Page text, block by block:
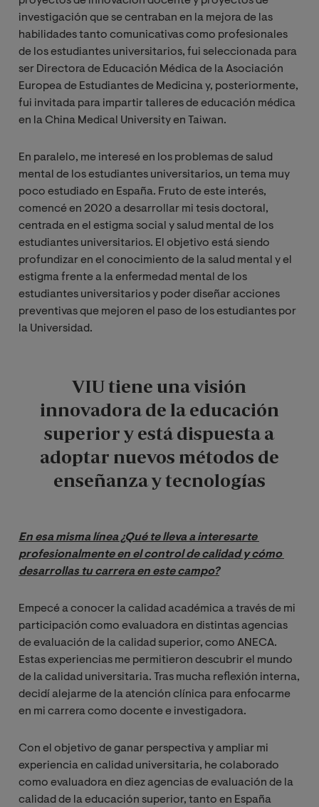
investigación que se centraban en la mejora de las
habilidades tanto comunicativas como profesionales
de los estudiantes universitarios, fui seleccionada para
ser Directora de Educación Médica de la Asociación
Europea de Estudiantes de Medicina y, posteriormente,
fui invitada para impartir talleres de educación médica
en la China Medical University en Taiwan.
En paralelo, me interesé en los problemas de salud
mental de los estudiantes universitarios, un tema muy
poco estudiado en España. Fruto de este interés,
comencé en 2020 a desarrollar mi tesis doctoral,
centrada en el estigma social y salud mental de los
estudiantes universitarios. El objetivo está siendo
profundizar en el conocimiento de la salud mental y el
estigma frente a la enfermedad mental de los
estudiantes universitarios y poder diseñar acciones
preventivas que mejoren el paso de los estudiantes por
la Universidad.
VIU tiene una visión
innovadora de la educación
superior y está dispuesta a
adoptar nuevos métodos de
enseñanza y tecnologías
En esa misma línea ¿Qué te lleva a interesarte
profesionalmente en el control de calidad y cómo
desarrollas tu carrera en este campo?
Empecé a conocer la calidad académica a través de mi
participación como evaluadora en distintas agencias
de evaluación de la calidad superior, como ANECA.
Estas experiencias me permitieron descubrir el mundo
de la calidad universitaria. Tras mucha reflexión interna,
decidí alejarme de la atención clínica para enfocarme
en mi carrera como docente e investigadora.
Con el objetivo de ganar perspectiva y ampliar mi
experiencia en calidad universitaria, he colaborado
como evaluadora en diez agencias de evaluación de la
calidad de la educación superior, tanto en España